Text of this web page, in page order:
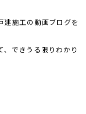
建施工の動画ブログを
できうる限りわかり